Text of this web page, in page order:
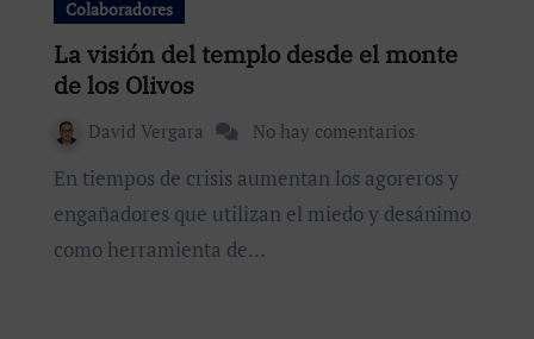
Colaboradores
La visión del templo desde el monte
de los Olivos
David Vergara No hay comentarios
En tiempos de crisis aumentan los agoreros y
engañadores que utilizan el miedo y desánimo
como herramienta de…